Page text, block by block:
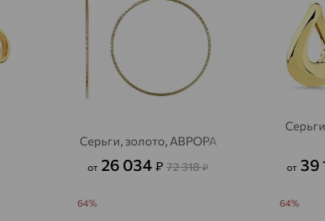
Серьги, золото, АВРОРА
от 26 034 ₽ 72 318₽ от 39
64% 64%
Александровское, Ставропольский край
Алексеевка
Алексеево-Лозовское
доставка